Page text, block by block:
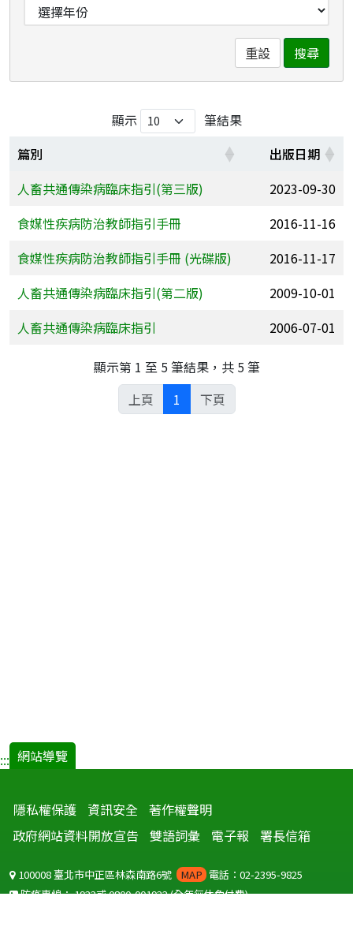
重設 搜尋
顯示
筆結果
篇別
出版日期
人畜共通傳染病臨床指引(第三版)
2023-09-30
食媒性疾病防治教師指引手冊
2016-11-16
食媒性疾病防治教師指引手冊 (光碟版)
2016-11-17
人畜共通傳染病臨床指引(第二版)
2009-10-01
人畜共通傳染病臨床指引
2006-07-01
顯示第 1 至 5 筆結果，共 5 筆
上頁
1 下頁
::: 網站導覽
隱私權保護 資訊安全 著作權聲明
政府網站資料開放宣告
雙語詞彙 電子報 署長信箱
100008 臺北市中正區林森南路6號 MAP 電話：02-2395-9825
防疫專線：1922或0800-001922(全年無休免付費)